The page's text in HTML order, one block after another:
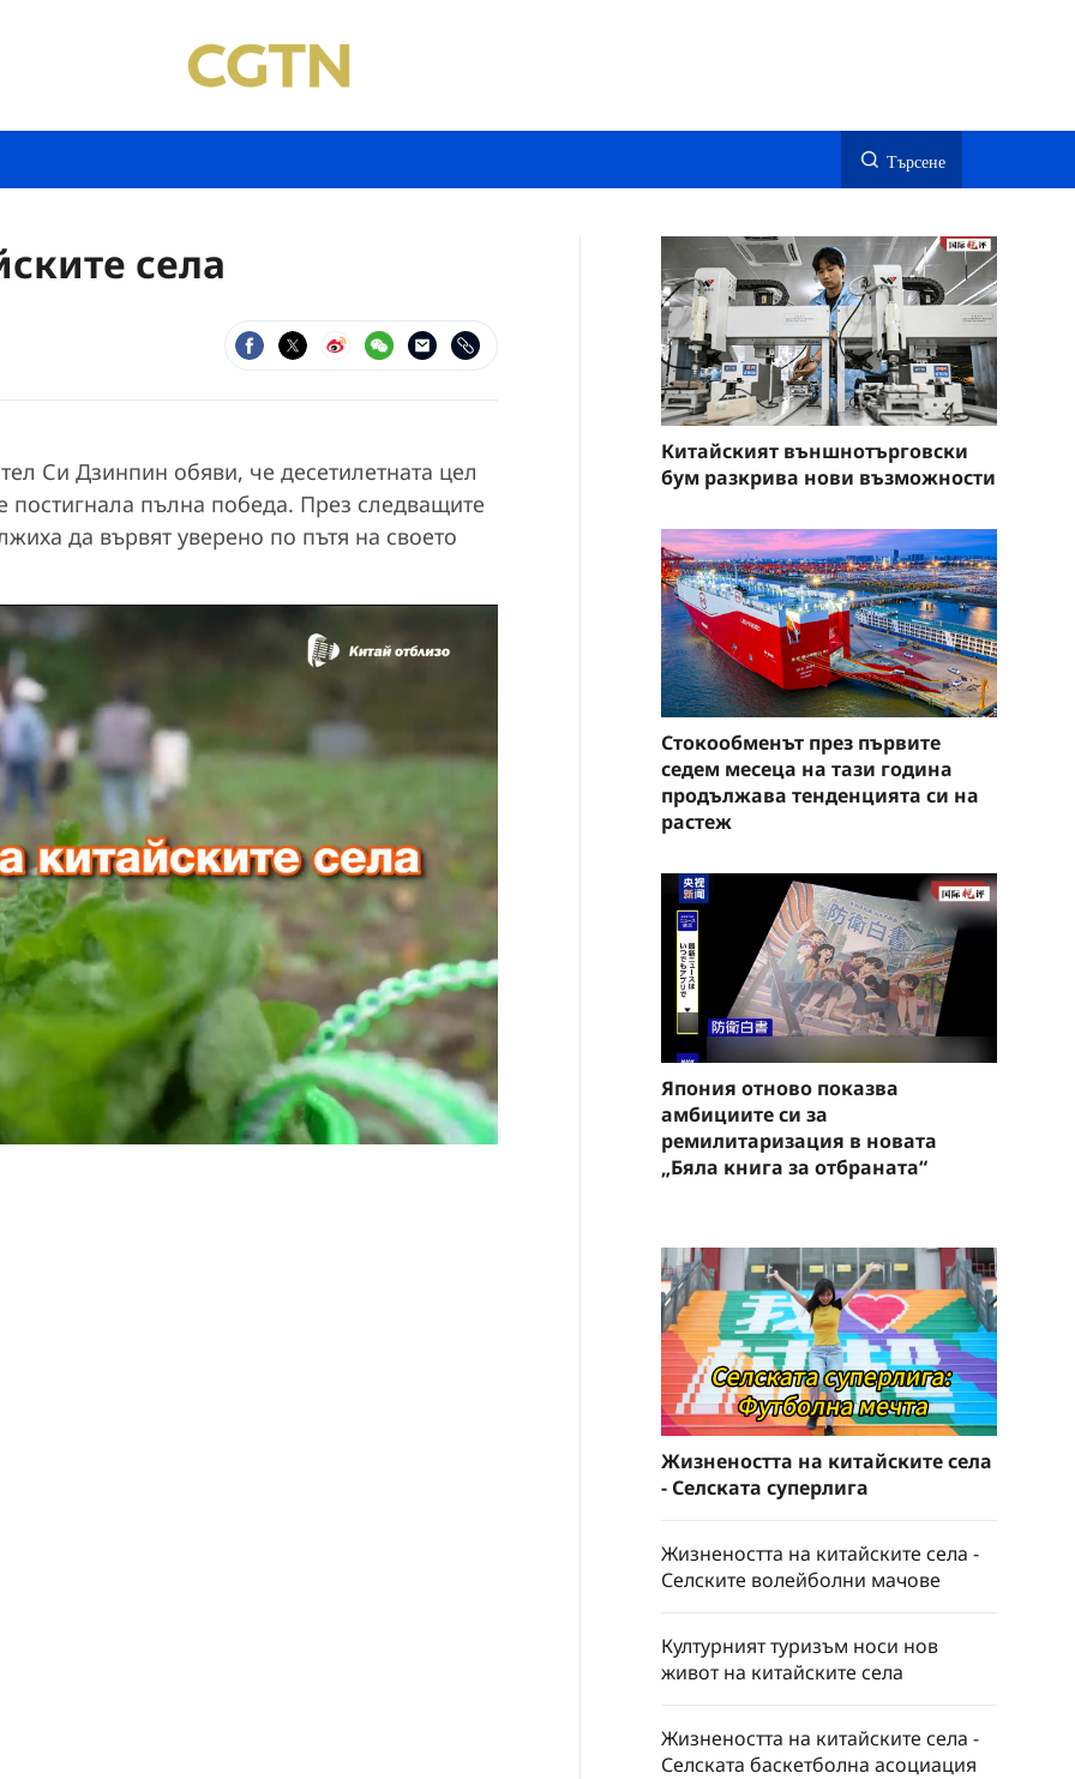
Търсене
села
Си Дзинпин обяви, че десетилетната цел
постигнала пълна победа. През следващите
да вървят уверено по пътя на своето
Китайският външнотърговски
бум разкрива нови възможности
Стокообменът през първите
седем месеца на тази година
продължава тенденцията си на
растеж
Япония отново показва
амбициите си за
ремилитаризация в новата
„Бяла книга за отбраната“
Жизнеността на китайските села
- Селската суперлига
Жизнеността на китайските села -
Селските волейболни мачове
Културният туризъм носи нов
живот на китайските села
Жизнеността на китайските села -
Селската баскетболна асоциация